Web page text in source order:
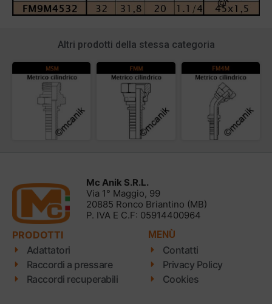
Altri prodotti della stessa categoria
Mc Anik S.R.L.
Via 1° Maggio, 99
20885 Ronco Briantino (MB)
P. IVA E C.F: 05914400964
PRODOTTI
Adattatori
Raccordi a pressare
Raccordi recuperabili
MENÙ
Contatti
Privacy Policy
Cookies